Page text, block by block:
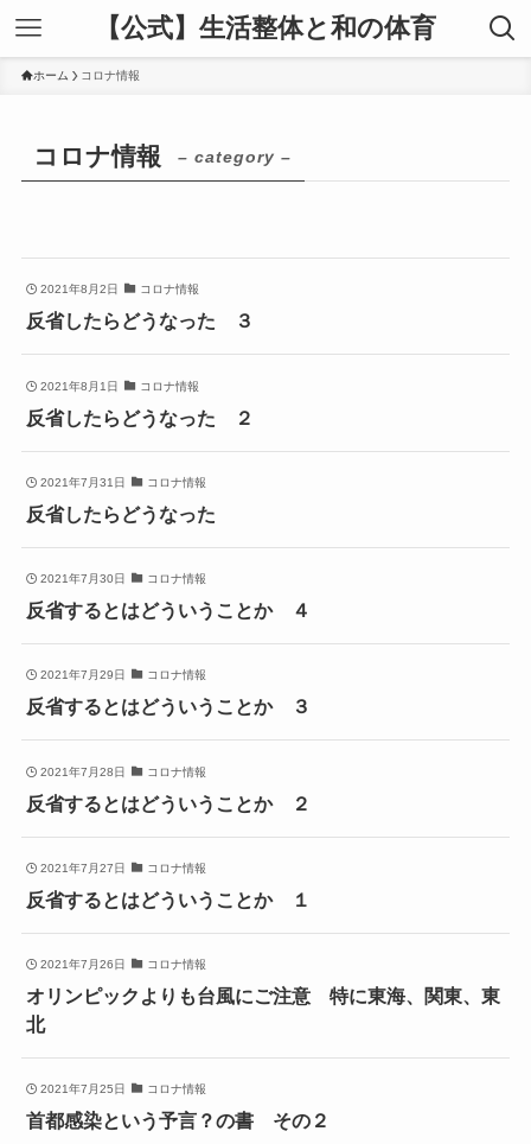
【公式】生活整体と和の体育
ホーム コロナ情報
コロナ情報 – category –
2021年8月2日 コロナ情報
反省したらどうなった ３
2021年8月1日 コロナ情報
反省したらどうなった ２
2021年7月31日 コロナ情報
反省したらどうなった
2021年7月30日 コロナ情報
反省するとはどういうことか ４
2021年7月29日 コロナ情報
反省するとはどういうことか ３
2021年7月28日 コロナ情報
反省するとはどういうことか ２
2021年7月27日 コロナ情報
反省するとはどういうことか １
2021年7月26日 コロナ情報
オリンピックよりも台風にご注意 特に東海、関東、東
北
2021年7月25日 コロナ情報
首都感染という予言？の書 その２